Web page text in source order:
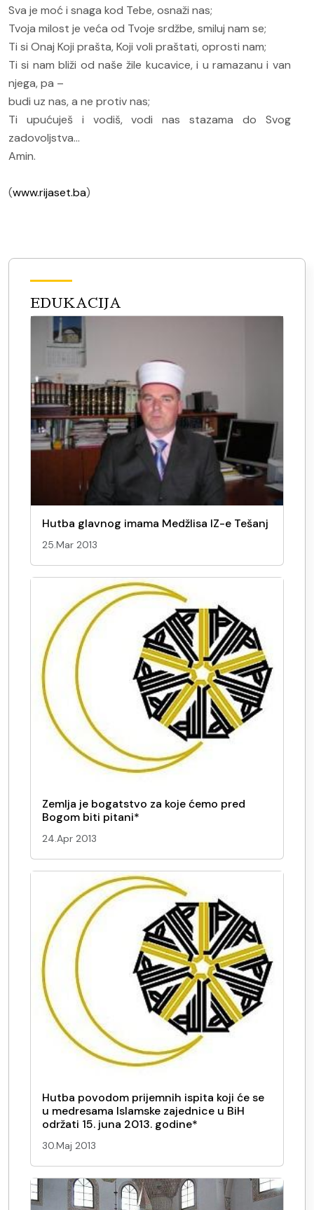
Sva je moć i snaga kod Tebe, osnaži nas;
Tvoja milost je veća od Tvoje srdžbe, smiluj nam se;
Ti si Onaj Koji prašta, Koji voli praštati, oprosti nam;
Ti si nam bliži od naše žile kucavice, i u ramazanu i van
njega, pa –
budi uz nas, a ne protiv nas;
Ti upućuješ i vodiš, vodi nas stazama do Svog
zadovoljstva...
Amin.
(www.rijaset.ba)
EDUKACIJA
Hutba glavnog imama Medžlisa IZ-e Tešanj
25.Mar 2013
Zemlja je bogatstvo za koje ćemo pred
Bogom biti pitani*
24.Apr 2013
Hutba povodom prijemnih ispita koji će se
u medresama Islamske zajednice u BiH
održati 15. juna 2013. godine*
30.Maj 2013